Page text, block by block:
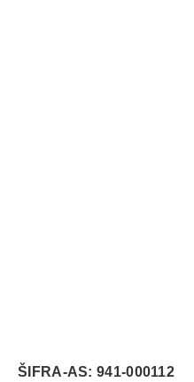
ŠIFRA-AS: 941-000112